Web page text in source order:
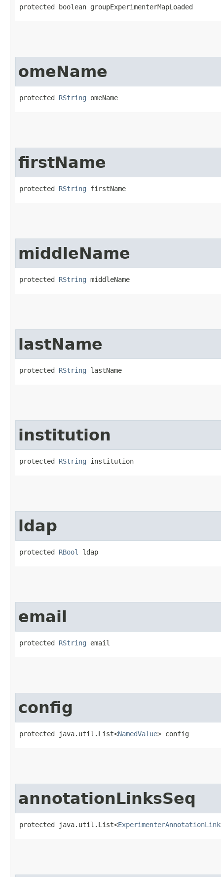
protected boolean groupExperimenterMapLoaded
omeName
protected RString omeName
firstName
protected RString firstName
middleName
protected RString middleName
lastName
protected RString lastName
institution
protected RString institution
ldap
protected RBool ldap
email
protected RString email
config
protected java.util.List<NamedValue> config
annotationLinksSeq
protected java.util.List<ExperimenterAnnotationLink